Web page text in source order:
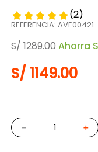
(2)
REFERENCIA:AVE00421
S/1289.00Ahorra
S/ 1149.00
＋
－